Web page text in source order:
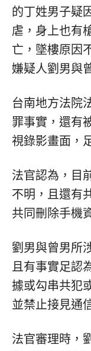
的丁姓男子疑
虐，身上也有
亡，墜樓原因
嫌疑人劉男與
台南地方法院
罪事實，還有
視錄影畫面，
法官認為，目
不明，且還有
共同刪除手機
劉男與曾男所
且有事實足認
據或勾串共犯
並禁止接見通
法官審理時，